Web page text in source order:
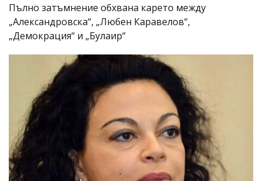
Пълно затъмнение обхвана карето между
„Александровска“, „Любен Каравелов“,
„Демокрация“ и „Булаир“